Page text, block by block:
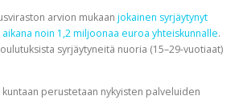
arvion mukaan jokainen syrjäytynyt
noin 1,2 miljoonaa euroa yhteiskunnalle.
syrjäytyneitä nuoria (15–29-vuotiaat)
perustetaan nykyisten palveluiden